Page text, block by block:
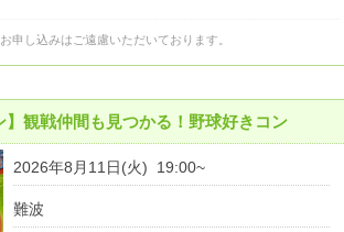
申し込みはご遠慮いただいております。
】観戦仲間も見つかる！野球好きコン
2026年8月11日(火) 19:00~
難波